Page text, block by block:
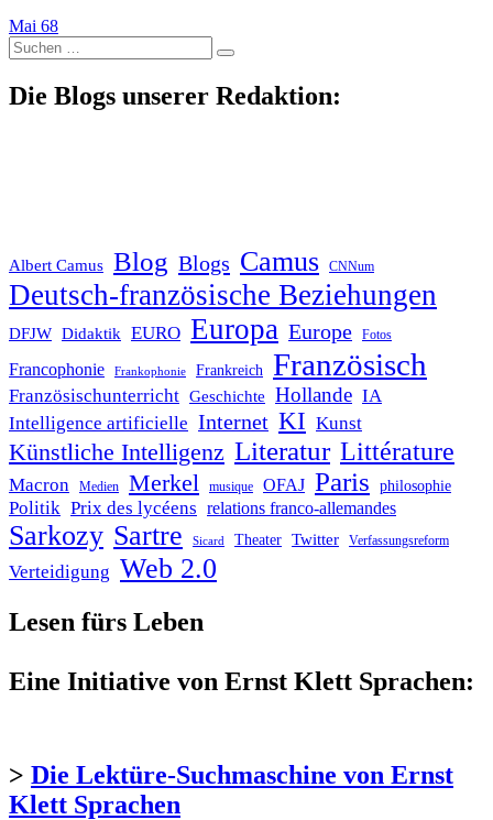
Mai 68
Suche
nach:
Die Blogs unserer Redaktion:
Albert Camus Blog Blogs Camus CNNum
Deutsch-französische Beziehungen
DFJW Didaktik EURO Europa Europe Fotos
Francophonie Frankophonie Frankreich Französisch
Französischunterricht Geschichte Hollande IA
Intelligence artificielle Internet KI Kunst
Künstliche Intelligenz Literatur Littérature
Macron Medien Merkel musique OFAJ Paris philosophie
Politik Prix des lycéens relations franco-allemandes
Sarkozy Sartre Sicard Theater Twitter Verfassungsreform
Verteidigung Web 2.0
Lesen fürs Leben
Eine Initiative von Ernst Klett Sprachen:
> Die Lektüre-Suchmaschine von Ernst
Klett Sprachen